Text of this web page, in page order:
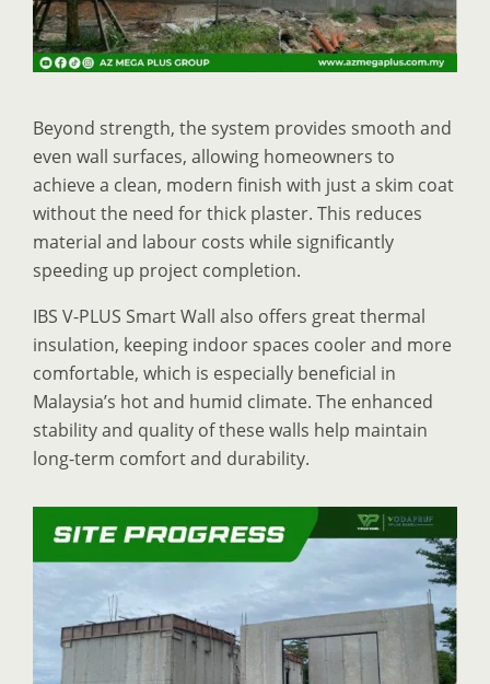
Beyond strength, the system provides smooth and
even wall surfaces, allowing homeowners to
achieve a clean, modern finish with just a skim coat
without the need for thick plaster. This reduces
material and labour costs while significantly
speeding up project completion.
IBS V-PLUS Smart Wall also offers great thermal
insulation, keeping indoor spaces cooler and more
comfortable, which is especially beneficial in
Malaysia’s hot and humid climate. The enhanced
stability and quality of these walls help maintain
long-term comfort and durability.